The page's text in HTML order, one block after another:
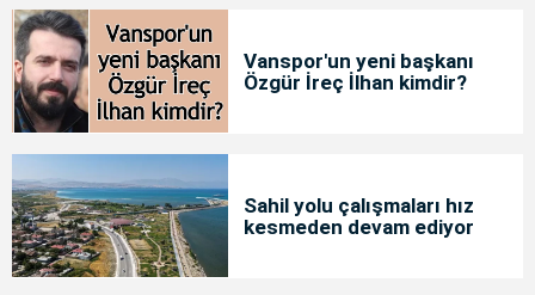
Vanspor'un yeni başkanı
Özgür İreç İlhan kimdir?
Sahil yolu çalışmaları hız
kesmeden devam ediyor